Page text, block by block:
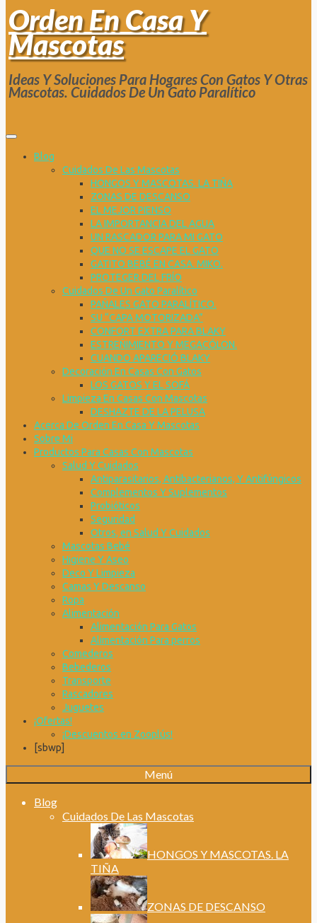
Orden En Casa Y
Mascotas
Ideas Y Soluciones Para Hogares Con Gatos Y Otras
Mascotas. Cuidados De Un Gato Paralítico
Blog
Cuidados De Las Mascotas
HONGOS Y MASCOTAS. LA TIÑA
ZONAS DE DESCANSO
EL MEJOR PIENSO
LA IMPORTANCIA DEL AGUA
UN RASCADOR PARA MI GATO
QUE NO SE ESCAPE EL GATO
GATITO BEBÉ EN CASA. MIKO.
PROTEGER DEL FRÍO
Cuidados De Un Gato Paralítico
PAÑALES GATO PARALÍTICO.
SU “CAPA MOTORIZADA”
CONFORT EXTRA PARA BLAKY
ESTREÑIMIENTO Y MEGACÓLON.
CUANDO APARECIÓ BLAKY
Decoración En Casas Con Gatos
LOS GATOS Y EL SOFÁ
Limpieza En Casas Con Mascotas
DESHAZTE DE LA PELUSA
Acerca De Orden En Casa Y Mascotas
Sobre Mi
Productos Para Casas Con Mascotas
Salud Y Cuidados
Antiparasitarios, Antibacterianos, Y Antifúngicos
Complementos Y Suplementos
Probióticos
Seguridad
Otros, en Salud Y Cuidados
Mascotas Bebé
Higiene Y Aseo
Deco Y Limpieza
Camas Y Descanso
Ropa
Alimentación
Alimentación Para Gatos
Alimentación Para perros
Comederos
Bebederos
Transporte
Rascadores
Juguetes
¡Ofertas!
¡Descuentos en Zooplús!
[sbwp]
Menú
Blog
Cuidados De Las Mascotas
HONGOS Y MASCOTAS. LA
TIÑA
ZONAS DE DESCANSO